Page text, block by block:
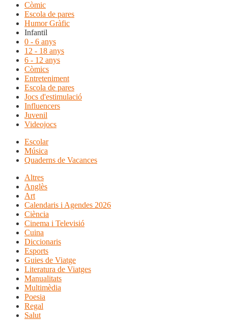
Còmic
Escola de pares
Humor Gràfic
Infantil
0 - 6 anys
12 - 18 anys
6 - 12 anys
Còmics
Entreteniment
Escola de pares
Jocs d'estimulació
Influencers
Juvenil
Videojocs
Escolar
Música
Quaderns de Vacances
Altres
Anglès
Art
Calendaris i Agendes 2026
Ciència
Cinema i Televisió
Cuina
Diccionaris
Esports
Guies de Viatge
Literatura de Viatges
Manualitats
Multimèdia
Poesia
Regal
Salut